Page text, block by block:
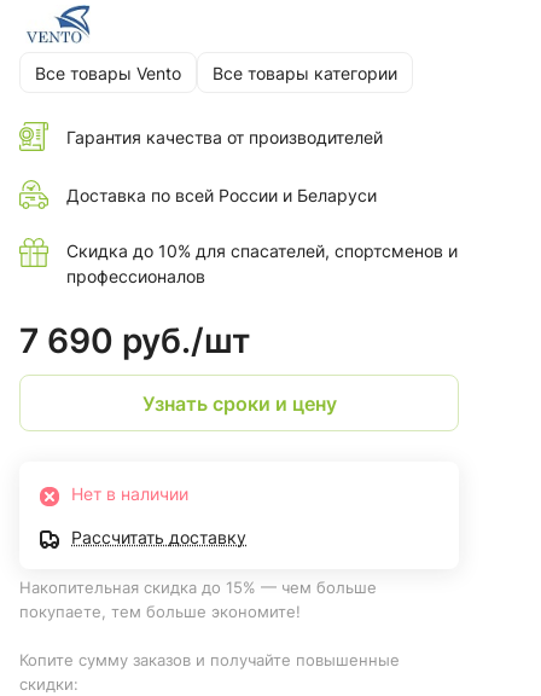
Все товары Vento Все товары категории
Гарантия качества от производителей
Доставка по всей России и Беларуси
Скидка до 10% для спасателей, спортсменов и
профессионалов
7 690 руб./шт
Узнать сроки и цену
Нет в наличии
Рассчитать доставку
Накопительная скидка до 15% — чем больше
покупаете, тем больше экономите!
Копите сумму заказов и получайте повышенные
скидки: